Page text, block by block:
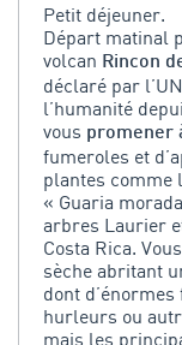
Petit déjeuner.
Départ matinal
volcan Rincon
déclaré par
l’humanité
vous promener
fumeroles et
plantes comme
« Guaria
arbres Laurier
Costa Rica.
sèche abritant
dont
hurleurs ou
mais les